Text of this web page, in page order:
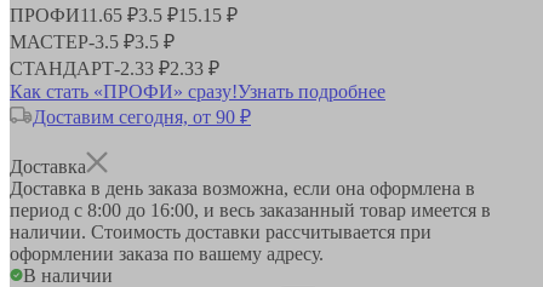
ПРОФИ11.65 ₽3.5 ₽15.15 ₽
МАСТЕР-3.5 ₽3.5 ₽
СТАНДАРТ-2.33 ₽2.33 ₽
Как стать «ПРОФИ» сразу!Узнать подробнее
Доставим сегодня, от 90 ₽
Доставка
Доставка в день заказа возможна, если она оформлена в
период с 8:00 до 16:00, и весь заказанный товар имеется в
наличии. Стоимость доставки рассчитывается при
оформлении заказа по вашему адресу.
В наличии